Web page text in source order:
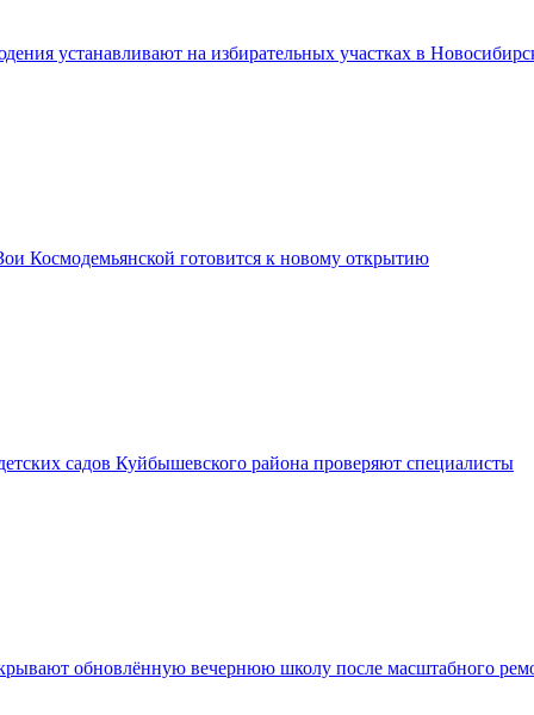
устанавливают на избирательных участках в
Космодемьянской готовится к новому открытию
садов Куйбышевского района проверяют специалисты
обновлённую вечернюю школу после масштабного